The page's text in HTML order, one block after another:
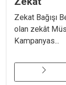
Zekat Bağışı
olan zekât
Kampanyas...